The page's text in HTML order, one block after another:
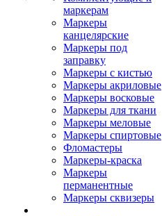
маркерам
Маркеры
канцелярские
Маркеры под
заправку
Маркеры с кистью
Маркеры акриловые
Маркеры восковые
Маркеры для ткани
Маркеры меловые
Маркеры спиртовые
Фломастеры
Маркеры-краска
Маркеры
перманентные
Маркеры сквизеры